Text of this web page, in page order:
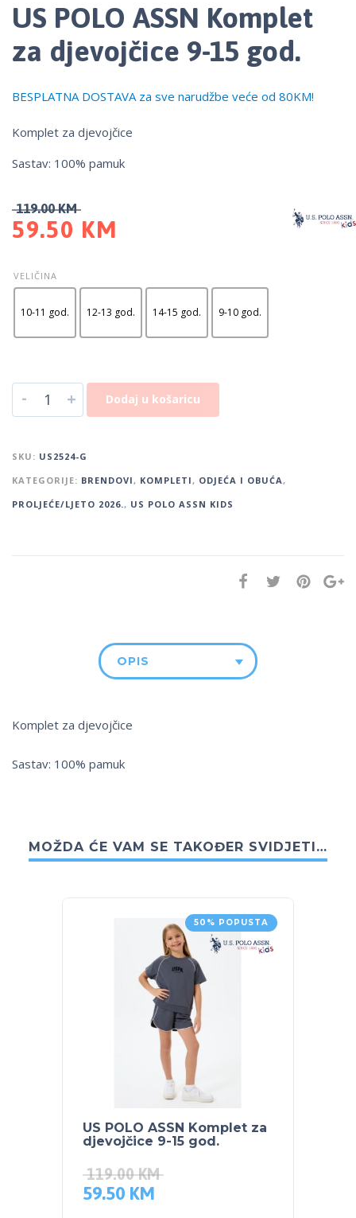
US POLO ASSN Komplet
za djevojčice 9-15 god.
BESPLATNA DOSTAVA za sve narudžbe veće od 80KM!
Komplet za djevojčice
Sastav: 100% pamuk
119.00KM
59.50 KM
VELIČINA
10-11 god. 12-13 god. 14-15 god. 9-10 god.
- + Dodaj u košaricu
SKU: US2524-G
KATEGORIJE: BRENDOVI, KOMPLETI, ODJEĆA I OBUĆA,
PROLJEĆE/LJETO 2026., US POLO ASSN KIDS
OPIS
Komplet za djevojčice
Sastav: 100% pamuk
MOŽDA ĆE VAM SE TAKOĐER SVIDJETI…
50% POPUSTA
US POLO ASSN Komplet za
djevojčice 9-15 god.
119.00KM
59.50 KM